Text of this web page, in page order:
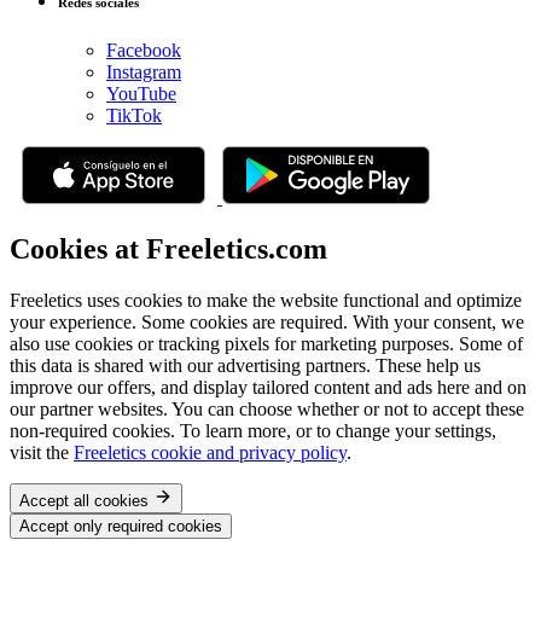
Facebook
Instagram
YouTube
TikTok
Cookies at Freeletics.com
Freeletics uses cookies to make the website functional and optimize
your experience. Some cookies are required. With your consent, we
also use cookies or tracking pixels for marketing purposes. Some of
this data is shared with our advertising partners. These help us
improve our offers, and display tailored content and ads here and on
our partner websites. You can choose whether or not to accept these
non-required cookies. To learn more, or to change your settings,
visit the Freeletics cookie and privacy policy.
Accept all cookies
Accept only required cookies